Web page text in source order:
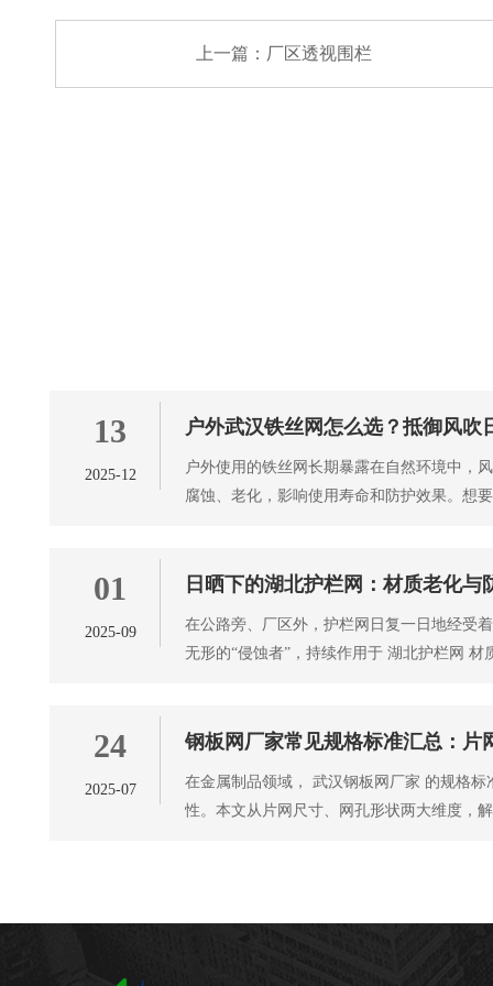
上一篇： 厂区透视围栏
13
2025-12
户外武汉铁丝网怎么选？抵御风吹
户外使用的铁丝网长期暴露在自然环境中，
腐蚀、老化，影响使用寿命和防护效果。想
01
2025-09
日晒下的湖北护栏网：材质老化与
在公路旁、厂区外，护栏网日复一日地经受
无形的“侵蚀者”，持续作用于 湖北护栏网
24
2025-07
钢板网厂家常见规格标准汇总：片
在金属制品领域， 武汉钢板网厂家 的规格
性。本文从片网尺寸、网孔形状两大维度，